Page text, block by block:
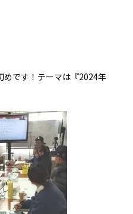
めです！テーマは『2024年